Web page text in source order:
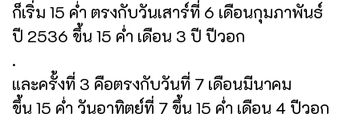
ก็เริ่ม 15 ค่ำ ตรงกับวันเสาร์ที่ 6 เดือนกุมภาพันธ์
ปี 2536 ขึ้น 15 ค่ำ เดือน 3 ปี ปีวอก
.
และครั้งที่ 3 คือตรงกับวันที่ 7 เดือนมีนาคม
ขึ้น 15 ค่ำ วันอาทิตย์ที่ 7 ขึ้น 15 ค่ำ เดือน 4 ปีวอก